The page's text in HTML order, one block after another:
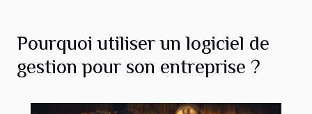
Pourquoi utiliser un logiciel de
gestion pour son entreprise ?